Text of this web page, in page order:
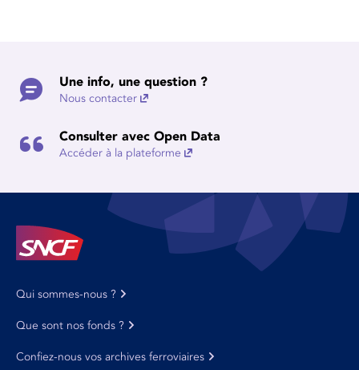
Une info, une question ?
Nous contacter
Consulter avec Open Data
Accéder à la plateforme
Qui sommes-nous ?
Que sont nos fonds ?
Confiez-nous vos archives ferroviaires